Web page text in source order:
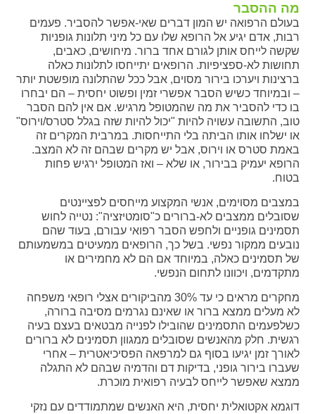
מה ההסבר
בעולם הרפואה יש המון דברים שאי-אפשר להסביר. פעמים
רבות, אדם יגיע אל הרופא שלו עם כל מיני תלונות גופניות
שקשה לייחס אותן לגורם אחד ברור. מיחושים, כאבים,
תחושות לא-ספציפיות. הרופאים יתייחסו לתלונות כאלה
ברצינות ויערכו בירור מסוים, אבל ככל שהתלונה מופשטת יותר
– ובמיוחד כשיש הסבר אפשרי זמין ופשוט יחסית – הם יבחרו
בו כדי להסביר את מה שהמטופל מרגיש. אם אין להם הסבר
טוב, התשובה עשויה להיות "יכול להיות שזה בגלל סטרס/וירוס"
או ישלחו אותו הביתה בלי התייחסות. במרבית המקרים זה
באמת סטרס או וירוס, אבל יש מקרים שבהם זה לא המצב.
הרופא יעמיק בבירור, או שלא – ואז המטופל ירגיש פחות
בטוח.
במצבים מסוימים, אנשי המקצוע מייחסים לפציינטים
שסובלים ממצבים לא-ברורים כ"סומטיזציה": נטייה לחוש
תסמינים גופניים ולחפש הסבר רפואי עבורם, בעוד שהם
נובעים ממקור נפשי. בשל כך, הרופאים ממעיטים במשמעותם
של תסמינים כאלה, במיוחד אם הם לא מחמירים או
מתקדמים, ויכוונו לתחום הנפשי.
מחקרים מראים כי עד 30% מהביקורים אצלי רופאי משפחה
לא מעלים ממצא ברור או שאינם נגרמים מסיבה ברורה,
כשלפעמים התסמינים שהובילו לפנייה מבטאים בעצם בעיה
רגשית. חלק מהאנשים שסובלים ממגוון תסמינים לא ברורים
לאורך זמן יגיעו בסוף גם למרפאה הפסיכיאטרית – אחרי
שעברו בירור גופני, בדיקות דם והדמיה שבהם לא התגלה
ממצא שאפשר לייחס לבעיה רפואית מוכרת.
דוגמא אקטואלית יחסית, היא האנשים שמתמודדים עם נזקי